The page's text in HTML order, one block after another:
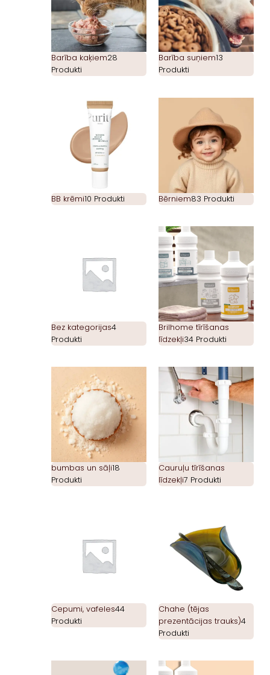
Barība kaķiem28
Produkti
Barība suņiem13
Produkti
BB krēmi10 Produkti Bērniem83 Produkti
Bez kategorijas4
Produkti
Brilhome tīrīšanas
līdzekļi34 Produkti
bumbas un sāļi18
Produkti
Cauruļu tīrīšanas
līdzekļi7 Produkti
Cepumi, vafeles44
Produkti
Chahe (tējas
prezentācijas trauks)4
Produkti